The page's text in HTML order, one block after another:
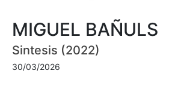
MIGUEL BAÑULS
Sintesis (2022)
30/03/2026